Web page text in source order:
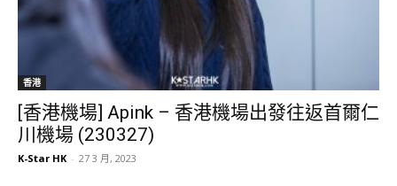
香港
[香港機場] Apink – 香港機場出發往返首爾仁
川機場 (230327)
K-Star HK - 27 3 月, 2023